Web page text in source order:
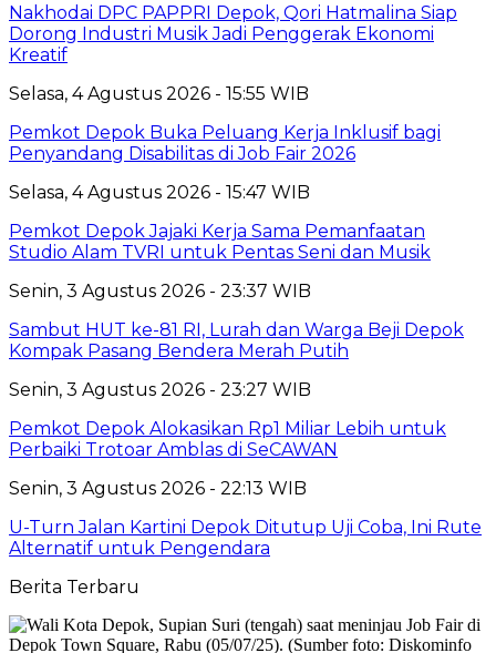
Nakhodai DPC PAPPRI Depok, Qori Hatmalina Siap
Dorong Industri Musik Jadi Penggerak Ekonomi
Kreatif
Selasa, 4 Agustus 2026 - 15:55 WIB
Pemkot Depok Buka Peluang Kerja Inklusif bagi
Penyandang Disabilitas di Job Fair 2026
Selasa, 4 Agustus 2026 - 15:47 WIB
Pemkot Depok Jajaki Kerja Sama Pemanfaatan
Studio Alam TVRI untuk Pentas Seni dan Musik
Senin, 3 Agustus 2026 - 23:37 WIB
Sambut HUT ke-81 RI, Lurah dan Warga Beji Depok
Kompak Pasang Bendera Merah Putih
Senin, 3 Agustus 2026 - 23:27 WIB
Pemkot Depok Alokasikan Rp1 Miliar Lebih untuk
Perbaiki Trotoar Amblas di SeCAWAN
Senin, 3 Agustus 2026 - 22:13 WIB
U-Turn Jalan Kartini Depok Ditutup Uji Coba, Ini Rute
Alternatif untuk Pengendara
Berita Terbaru